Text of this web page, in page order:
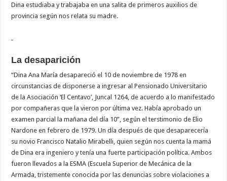
Dina estudiaba y trabajaba en una salita de primeros auxilios de
provincia según nos relata su madre.
La desaparición
“Dina Ana María desapareció el 10 de noviembre de 1978 en
circunstancias de disponerse a ingresar al Pensionado Universitario
de la Asociación ‘El Centavo’, Juncal 1264, de acuerdo a lo manifestado
por compañeras que la vieron por última vez. Había aprobado un
examen parcial la mañana del día 10”, según el terstimonio de Elio
Nardone en febrero de 1979. Un día después de que desaparecería
su novio Francisco Natalio Mirabelli, quien según nos cuenta la mamá
de Dina era ingeniero y tenía una fuerte participación política. Ambos
fueron llevados a la ESMA (Escuela Superior de Mecánica de la
Armada, tristemente conocida por las denuncias sobre violaciones a